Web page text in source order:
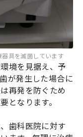
具を滅菌しています
境を見据え、予
が発生した場合に
再発を防ぐため
となります。
歯科医院に対す